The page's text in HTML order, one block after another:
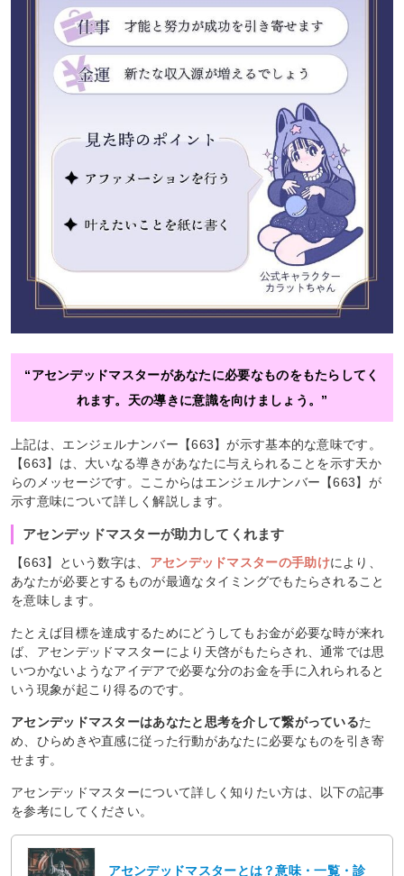
“アセンデッドマスターがあなたに必要なものをもたらしてく
れます。天の導きに意識を向けましょう。”
上記は、エンジェルナンバー【663】が示す基本的な意味です。
【663】は、大いなる導きがあなたに与えられることを示す天か
らのメッセージです。ここからはエンジェルナンバー【663】が
示す意味について詳しく解説します。
アセンデッドマスターが助力してくれます
【663】という数字は、 アセンデッドマスターの手助けにより、
あなたが必要とするものが最適なタイミングでもたらされること
を意味します。
たとえば目標を達成するためにどうしてもお金が必要な時が来れ
ば、アセンデッドマスターにより天啓がもたらされ、通常では思
いつかないようなアイデアで必要な分のお金を手に入れられると
いう現象が起こり得るのです。
アセンデッドマスターはあなたと思考を介して繋がっているた
め、ひらめきや直感に従った行動があなたに必要なものを引き寄
せます。
アセンデッドマスターについて詳しく知りたい方は、以下の記事
を参考にしてください。
アセンデッドマスターとは？意味・一覧・診